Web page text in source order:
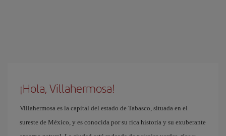
¡Hola, Villahermosa!
Villahermosa es la capital del estado de Tabasco, situada en el
sureste de México, y es conocida por su rica historia y su exuberante